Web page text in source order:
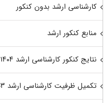
کارشناسی ارشد بدون کنکور
منابع کنکور ارشد
نتایج کنکور کارشناسی ارشد ۱۴۰۴
تکمیل ظرفیت کارشناسی ارشد ۱۴۰۳